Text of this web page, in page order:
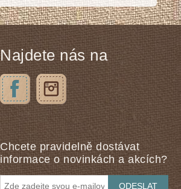
Najdete nás na
Chcete pravidelně dostávat
informace o novinkách a akcích?
ODESLAT